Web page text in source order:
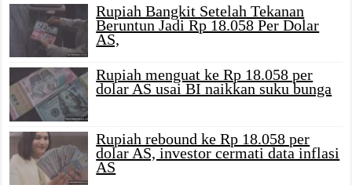
Rupiah Bangkit Setelah Tekanan
Beruntun Jadi Rp 18.058 Per Dolar
AS,
Rupiah menguat ke Rp 18.058 per
dolar AS usai BI naikkan suku bunga
Rupiah rebound ke Rp 18.058 per
dolar AS, investor cermati data inflasi
AS